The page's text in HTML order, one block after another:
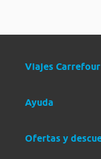
Viajes Carrefour
Ayuda
Ofertas y